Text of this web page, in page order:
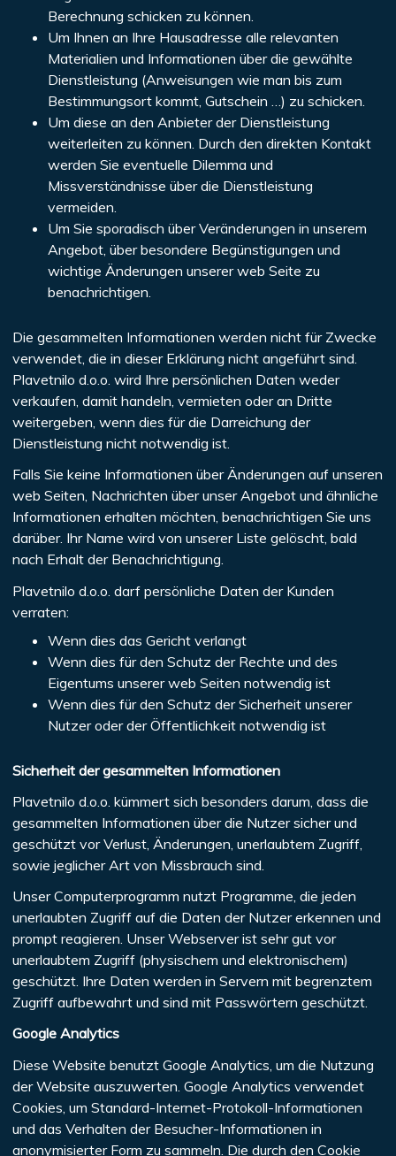
Berechnung schicken zu können.
Um Ihnen an Ihre Hausadresse alle relevanten
Materialien und Informationen über die gewählte
Dienstleistung (Anweisungen wie man bis zum
Bestimmungsort kommt, Gutschein …) zu schicken.
Um diese an den Anbieter der Dienstleistung
weiterleiten zu können. Durch den direkten Kontakt
werden Sie eventuelle Dilemma und
Missverständnisse über die Dienstleistung
vermeiden.
Um Sie sporadisch über Veränderungen in unserem
Angebot, über besondere Begünstigungen und
wichtige Änderungen unserer web Seite zu
benachrichtigen.
Die gesammelten Informationen werden nicht für Zwecke
verwendet, die in dieser Erklärung nicht angeführt sind.
Plavetnilo d.o.o. wird Ihre persönlichen Daten weder
verkaufen, damit handeln, vermieten oder an Dritte
weitergeben, wenn dies für die Darreichung der
Dienstleistung nicht notwendig ist.
Falls Sie keine Informationen über Änderungen auf unseren
web Seiten, Nachrichten über unser Angebot und ähnliche
Informationen erhalten möchten, benachrichtigen Sie uns
darüber. Ihr Name wird von unserer Liste gelöscht, bald
nach Erhalt der Benachrichtigung.
Plavetnilo d.o.o. darf persönliche Daten der Kunden
verraten:
Wenn dies das Gericht verlangt
Wenn dies für den Schutz der Rechte und des
Eigentums unserer web Seiten notwendig ist
Wenn dies für den Schutz der Sicherheit unserer
Nutzer oder der Öffentlichkeit notwendig ist
Sicherheit der gesammelten Informationen
Plavetnilo d.o.o. kümmert sich besonders darum, dass die
gesammelten Informationen über die Nutzer sicher und
geschützt vor Verlust, Änderungen, unerlaubtem Zugriff,
sowie jeglicher Art von Missbrauch sind.
Unser Computerprogramm nutzt Programme, die jeden
unerlaubten Zugriff auf die Daten der Nutzer erkennen und
prompt reagieren. Unser Webserver ist sehr gut vor
unerlaubtem Zugriff (physischem und elektronischem)
geschützt. Ihre Daten werden in Servern mit begrenztem
Zugriff aufbewahrt und sind mit Passwörtern geschützt.
Google Analytics
Diese Website benutzt Google Analytics, um die Nutzung
der Website auszuwerten. Google Analytics verwendet
Cookies, um Standard-Internet-Protokoll-Informationen
und das Verhalten der Besucher-Informationen in
anonymisierter Form zu sammeln. Die durch den Cookie